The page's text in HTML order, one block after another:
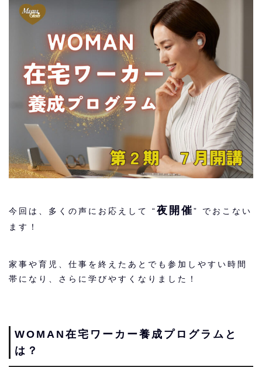
今回は、多くの声にお応えして “夜開催” でおこない
ます！
家事や育児、仕事を終えたあとでも参加しやすい時間
帯になり、さらに学びやすくなりました！
WOMAN在宅ワーカー養成プログラムと
は？